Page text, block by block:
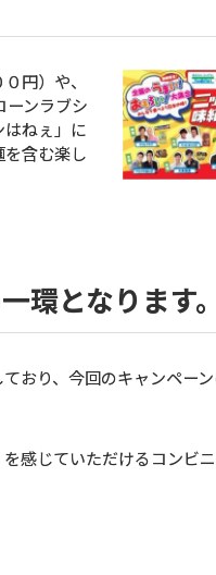
円）や、
ーンラブシ
ねぇ」に
含む楽し
となります。
おり、今回のキャンペー
感じていただけるコンビ